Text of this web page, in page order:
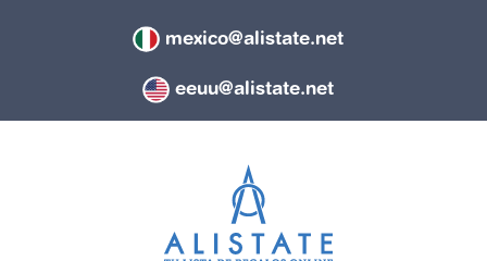
mexico@alistate.net
eeuu@alistate.net